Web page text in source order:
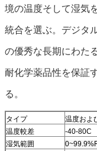
境の温度そして湿気
統合を選ぶ。デジタ
の優秀な長期にわた
耐化学薬品性を保証
る。
タイプ
温度およ
温度較差
-40-80C
湿気範囲